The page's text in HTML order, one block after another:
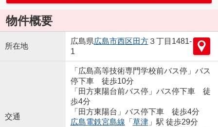
物件概要
所在地
広島県広島市西区田方３丁目1481-
1
交通
「広島高等技術専門学校前バス停」バス
停下車 徒歩10分
「田方東陽台前バス停」バス停下車 徒
歩4分
「田方東陽台」バス停下車 徒歩4分
広島電鉄宮島線 「 草津」駅 徒歩29分